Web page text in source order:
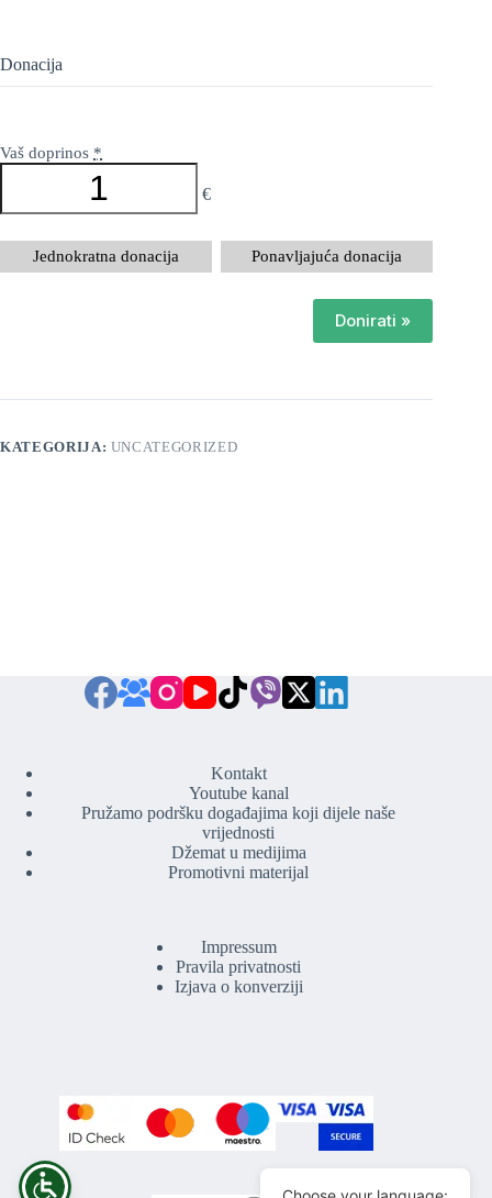
Donacija
Vaš doprinos *
€
Jednokratna donacija Ponavljajuća donacija
Donirati »
KATEGORIJA: UNCATEGORIZED
Kontakt
Youtube kanal
Pružamo podršku događajima koji dijele naše
vrijednosti
Džemat u medijima
Promotivni materijal
Impressum
Pravila privatnosti
Izjava o konverziji